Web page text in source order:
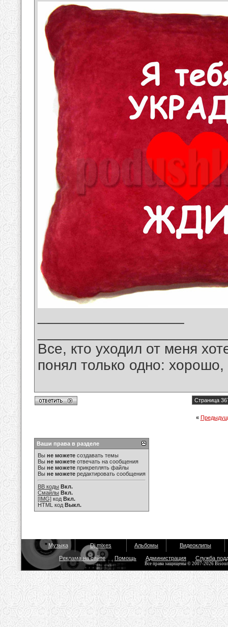
Все, кто уходил от меня
понял только одно:
Страница
«
Ваши права в разделе
Вы не можете создавать темы
Вы не можете отвечать на сообщения
Вы не можете прикреплять файлы
Вы не можете редактировать сообщения
BB коды Вкл.
Смайлы Вкл.
[IMG] код Вкл.
HTML код Выкл.
Музыка Dj mixes Альбомы Видеоклипы
Реклама на сайте Помощь Администрация Служба
Все права защищены © 2007-2026